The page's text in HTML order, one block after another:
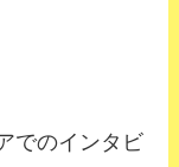
でのインタビ